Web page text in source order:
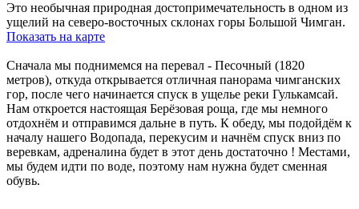
Это необычная природная достопримечательность в одном из
ущелий на северо-восточных склонах горы Большой Чимган.
Показать на карте
Сначала мы поднимемся на перевал - Песочный (1820
метров), откуда открывается отличная панорама чимганских
гор, после чего начинается спуск в ущелье реки Гулькамсай.
Нам откроется настоящая Берёзовая роща, где мы немного
отдохнём и отправимся дальне в путь. К обеду, мы подойдём к
началу нашего Водопада, перекусим и начнём спуск вниз по
веревкам, адреналина будет в этот день достаточно ! Местами,
мы будем идти по воде, поэтому нам нужна будет сменная
обувь.